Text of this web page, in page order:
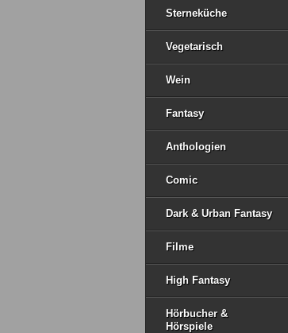
Sterneküche
Vegetarisch
Wein
Fantasy
Anthologien
Comic
Dark & Urban Fantasy
Filme
High Fantasy
Hörbucher &
Hörspiele